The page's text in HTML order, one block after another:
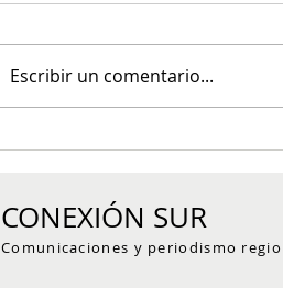
conservación voluntaria
Escribir un comentario...
CONEXIÓN SUR
Comunicaciones y periodismo